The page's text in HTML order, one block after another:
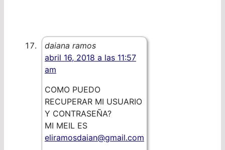
daiana ramos
abril 16, 2018 a las 11:57
am
COMO PUEDO
RECUPERAR MI USUARIO
Y CONTRASEÑA?
MI MEIL ES
eliramosdaian@gmail.com